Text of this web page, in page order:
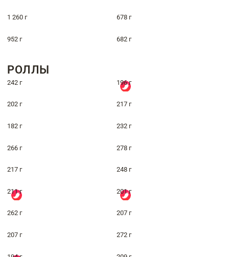
1 260 г 678 г
952 г 682 г
РОЛЛЫ
242 г 196 г
202 г 217 г
182 г 232 г
266 г 278 г
217 г 248 г
211 г 201 г
262 г 207 г
207 г 272 г